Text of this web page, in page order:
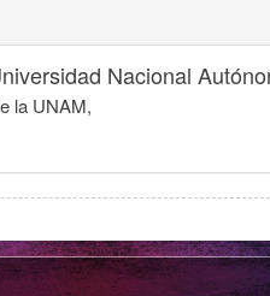
Nacional
la UNAM,